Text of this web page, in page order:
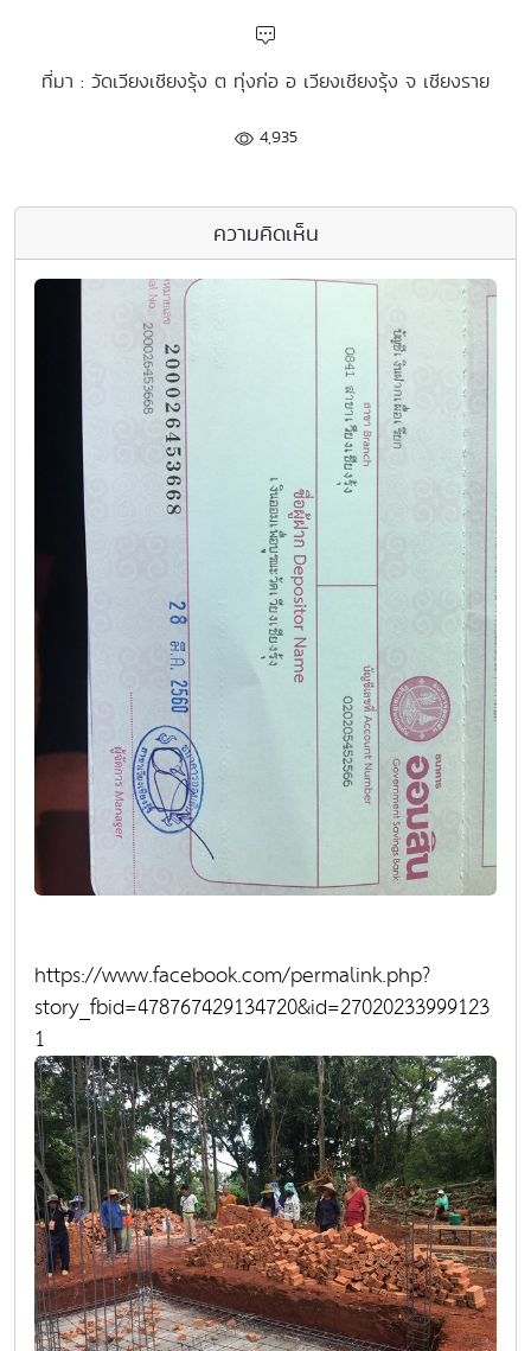
ที่มา : วัดเวียงเชียงรุ้ง ต ทุ่งก่อ อ เวียงเชียงรุ้ง จ เชียงราย
4,935
ความคิดเห็น
https://www.facebook.com/permalink.php?
story_fbid=478767429134720&id=27020233999123
1